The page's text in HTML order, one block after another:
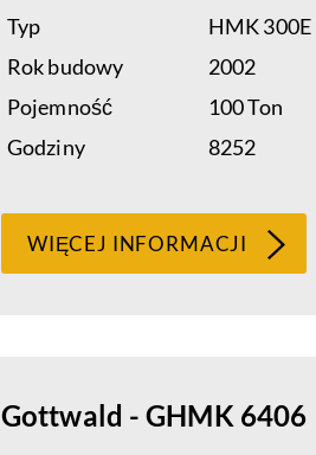
Typ
HMK 300E
Rok budowy
2002
Pojemność
100 Ton
Godziny
8252
WIĘCEJ INFORMACJI
Gottwald - GHMK 6406